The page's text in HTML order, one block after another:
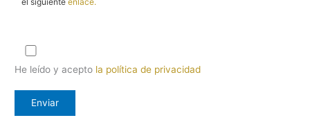
He leído y acepto la política de privacidad